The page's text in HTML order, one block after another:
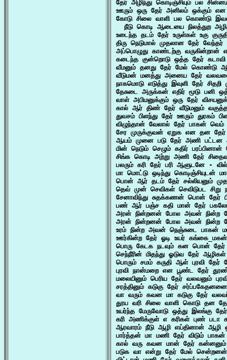
தேர் அழிந்து கொடிஞ்சியும் பல
ஊரும் ஒரு தேர் அனிலம் ஒக்கும்
கோடு சிலை வாளி பல கொண்டு
நீடு கொடி ஆடையை நிலத்துற
உடைந்த தடம் தேர் உருள்கள் உகு
திரு நெடுமால் முதலான தேர்
அப்பொழுது காண்டற்கு
கடைந்த குன்றொடு ஒத்த தேர்
வீமனும் தனது தேர் மேல் கொண்டு
வீடுமன் மனத்து அனைய தேர்
நாகமொடு எடுத்து இவுளி தேர்
தேசுடை அருக்கன் எதிர் மூடு பனி
வாள் அபிமனுக்கும் ஒரு தேர்
கால் ஆர் திண் தேர் வீடுமனும்
துவசம் பிளந்து தேர் ஊரும் துரகம்
விழுந்தான் வேலால் தேர் பாகன்
சேர முருக்குவன் ஏறுக என தன
ஆயம் முனை படு தேர் அணி
மின் நெடும் செழும் கதிர்
சிங்க கொடி அற்று அணி தேர்
பலரும் கரி தேர் பரி ஆளுடனே -
மா மொட்டு ஒடிந்து கொடிஞ்சியுடன்
பொன் ஆர் தடம் தேர் சல்லியனும்
தெவ் முன் செவிகள் செவிடுபட
சேனாவிந்து சுதக்கணன் பொன் தேர்
பண் ஆர் பஞ்ச கதி மான் தேர்
அரன் நின்றனன் போல அவன் நின்ற
அரன் நின்றனன் போல அவன் நின்ற
உரம் நின்ற அவன் நெஞ்சுடை பாகன்
ஊர்கின்ற தேர் ஓடி உயர்
பொரு கேடக நடவும் கன பொன் தேர்
செந்நீரின் மிதந்து ஓடுவ தேர்
பொரும் சமம் கருதி ஆள் புரவி
புரவி நான்மறை என பூண்ட தேர்
மலையினும் பெரிய தேர் வலவனும்
சரத்தினும் கடுகு தேர்
வா வரும் கவன மா கடுகு தேர்
தூய வரி சிலை வாளி கொடு தன
உயர்ந்த மேருவோடு ஒத்து இலங்கு
கரி அணிக்குள் எ கரிகள் புண் படா
ஆரவாரம் நீடு ஆழி எய்தினான் ஆழி
பார்த்தன் மா மணி தேர் விடும்
கால் வரு கவன மான் தேர்
படுக வா என்று தேர் மேல்